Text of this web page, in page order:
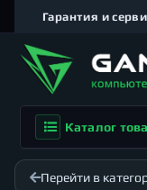
Гарантия и
Каталог
Перейти в